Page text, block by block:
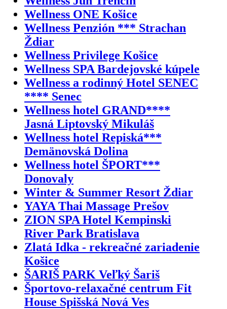
Wellness ONE Košice
Wellness Penzión *** Strachan
Ždiar
Wellness Privilege Košice
Wellness SPA Bardejovské kúpele
Wellness a rodinný Hotel SENEC
**** Senec
Wellness hotel GRAND****
Jasná Liptovský Mikuláš
Wellness hotel Repiská***
Demänovská Dolina
Wellness hotel ŠPORT***
Donovaly
Winter & Summer Resort Ždiar
YAYA Thai Massage Prešov
ZION SPA Hotel Kempinski
River Park Bratislava
Zlatá Idka - rekreačné zariadenie
Košice
ŠARIŠ PARK Veľký Šariš
Športovo-relaxačné centrum Fit
House Spišská Nová Ves